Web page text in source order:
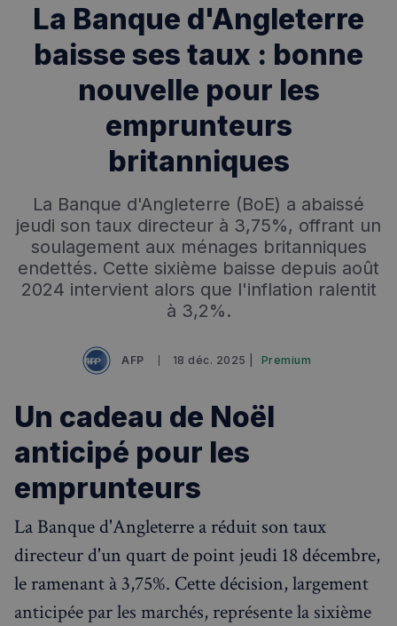
RECHERCHES POPULAIRES
Événements à venir
La Banque d'Angleterre
baisse ses taux : bonne
nouvelle pour les
emprunteurs
britanniques
La Banque d'Angleterre (BoE) a abaissé
jeudi son taux directeur à 3,75%, offrant un
soulagement aux ménages britanniques
endettés. Cette sixième baisse depuis août
2024 intervient alors que l'inflation ralentit
à 3,2%.
AFP 18 déc. 2025 | Premium
Un cadeau de Noël
anticipé pour les
emprunteurs
La Banque d'Angleterre a réduit son taux
directeur d'un quart de point jeudi 18 décembre,
le ramenant à 3,75%. Cette décision, largement
anticipée par les marchés, représente la sixième